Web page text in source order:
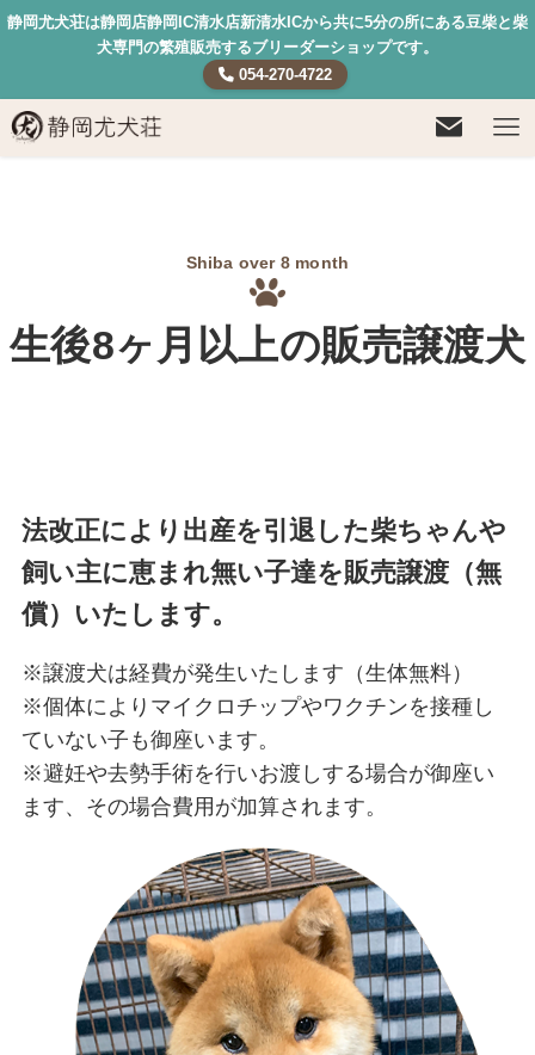
静岡尤犬荘は静岡店静岡IC清水店新清水ICから共に5分の所にある豆柴と柴
犬専門の繁殖販売するブリーダーショップです。
054-270-4722
Shiba over 8 month
生後8ヶ月以上の販売譲渡犬
法改正により出産を引退した柴ちゃんや
飼い主に恵まれ無い子達を販売譲渡（無
償）いたします。
※譲渡犬は経費が発生いたします（生体無料）
※個体によりマイクロチップやワクチンを接種し
ていない子も御座います。
※避妊や去勢手術を行いお渡しする場合が御座い
ます、その場合費用が加算されます。